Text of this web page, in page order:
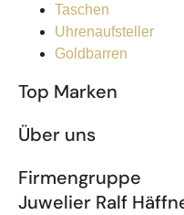
Taschen
Uhrenaufsteller
Goldbarren
Top Marken
Über uns
Firmengruppe
Juwelier Ralf